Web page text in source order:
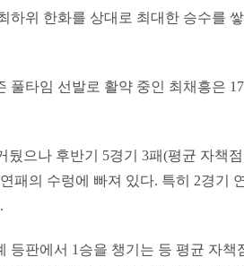
하위 한화를 상대로 최대한 승수를
풀타임 선발로 활약 중인 최채흥은
뒀으나 후반기 5경기 3패(평균 자책
패의 수렁에 빠져 있다. 특히 2경기
판에서 1승을 챙기는 등 평균 자책